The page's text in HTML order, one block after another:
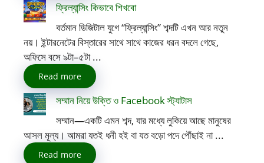
ফ্রিল্যান্সিং কিভাবে শিখবো
বর্তমান ডিজিটাল যুগে “ফ্রিল্যান্সিং” শব্দটি এখন আর নতুন
নয়। ইন্টারনেটের বিস্তারের সাথে সাথে কাজের ধরন বদলে গেছে,
অফিসে বসে ৯টা–৫টা ...
Read more
সম্মান নিয়ে উক্তি ও Facebook স্ট্যাটাস
সম্মান—একটি এমন শব্দ, যার মধ্যে লুকিয়ে আছে মানুষের
আসল মূল্য। আমরা যতই ধনী হই বা যত বড়ো পদে পৌঁছাই না ...
Read more